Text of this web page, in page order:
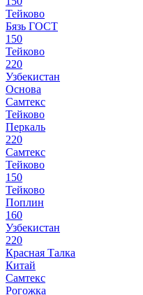
Тейково
Бязь ГОСТ
150
Тейково
220
Узбекистан
Основа
Самтекс
Тейково
Перкаль
220
Самтекс
Тейково
150
Тейково
Поплин
160
Узбекистан
220
Красная Талка
Китай
Самтекс
Рогожка